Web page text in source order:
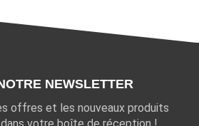
NEWSLETTER
offres et les nouveaux produits